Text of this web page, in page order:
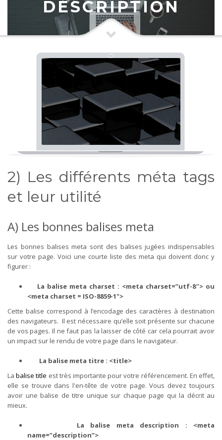
DESCRIPTION
2) Les différents méta tags
et leur utilité
A) Les bonnes balises meta
Les bonnes balises meta sont des balises jugées indispensables
sur votre page. Voici une courte liste des meta qui doivent donc y
figurer :
La balise meta charset : <meta charset=”utf-8″> ou
<meta charset = ISO-8859-1">
Cette balise correspond à l’encodage des caractères à destination
des navigateurs. Il est nécessaire qu’elle soit présente sur chacune
de vos pages. Il ne faut pas la laisser de côté car cela pourrait avoir
un impact sur le rendu de votre page dans le navigateur.
La balise meta titre : <title>
Labalise title est très importante pour votre référencement. En effet,
elle se trouve dans l'en-tête de votre page. Vous devez toujours
avoir une balise de titre unique sur chaque page qui la décrit au
mieux.
La balise meta description : <meta
name=”description”>